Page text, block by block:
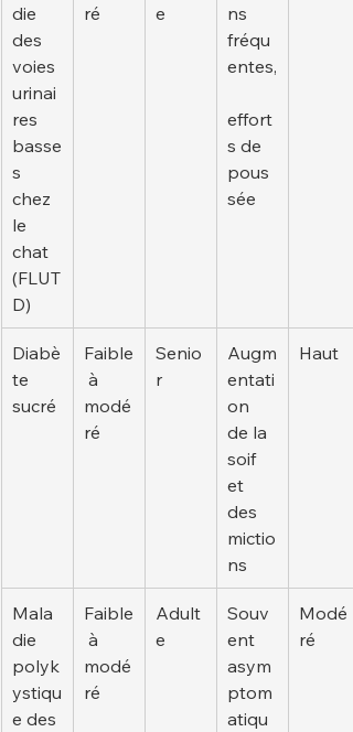
die
des
voies
urinai
res
basse
s
chez
le
chat
(FLUT
D)
ré
e
ns
fréqu
entes,
effort
s de
pous
sée
Diabè
te
sucré
Faible
à
modé
ré
Senio
r
Augm
entati
on
de la
soif
et
des
mictio
ns
Haut
Mala
die
polyk
ystiqu
e des
Faible
à
modé
ré
Adult
e
Souv
ent
asym
ptom
atiqu
Modé
ré